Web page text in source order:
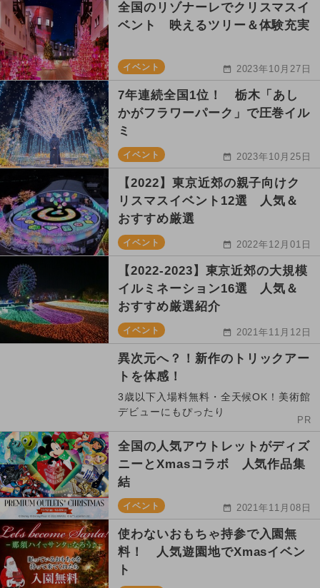
全国のリゾナーレでクリスマスイ
ベント 映えるツリー＆体験充実
イベント 2023年10月27日
7年連続全国1位！ 栃木「あし
かがフラワーパーク」で圧巻イル
ミ
イベント 2023年10月25日
【2022】東京近郊の親子向けク
リスマスイベント12選 人気＆
おすすめ厳選
イベント 2022年12月01日
【2022-2023】東京近郊の大規模
イルミネーション16選 人気＆
おすすめ厳選紹介
イベント 2021年11月12日
異次元へ？！新作のトリックアー
トを体感！
3歳以下入場料無料・全天候OK！美術館
デビューにもぴったり
PR
全国の人気アウトレットがディズ
ニーとXmasコラボ 人気作品集
結
イベント 2021年11月08日
使わないおもちゃ持参で入園無
料！ 人気遊園地でXmasイベン
ト